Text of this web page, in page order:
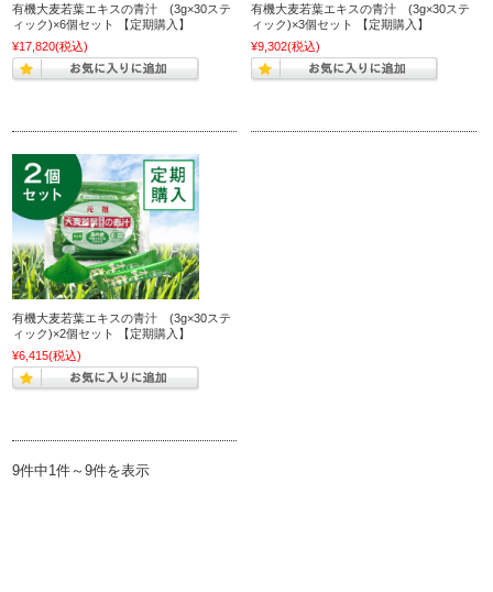
有機大麦若葉エキスの青汁 (3g×30ステ
ィック)×6個セット 【定期購入】
¥17,820(税込)
有機大麦若葉エキスの青汁 (3g×30ステ
ィック)×3個セット 【定期購入】
¥9,302(税込)
有機大麦若葉エキスの青汁 (3g×30ステ
ィック)×2個セット 【定期購入】
¥6,415(税込)
9件中1件～9件を表示